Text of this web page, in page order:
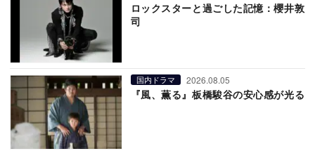
ロックスターと過ごした記憶：櫻井敦
司
国内ドラマ 2026.08.05
『風、薫る』板橋駿谷の安心感が光る